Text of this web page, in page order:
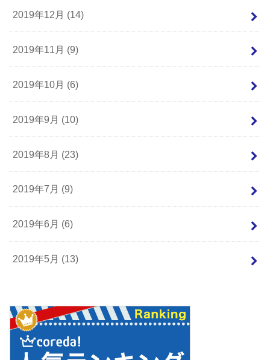
2019年12月 (14)
2019年11月 (9)
2019年10月 (6)
2019年9月 (10)
2019年8月 (23)
2019年7月 (9)
2019年6月 (6)
2019年5月 (13)